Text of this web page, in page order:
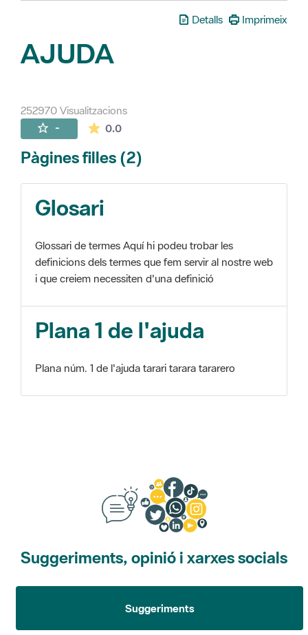
Detalls Imprimeix
AJUDA
252970 Visualitzacions
- 0.0La mitjana de les valoracions és de 0
Pàgines filles (2)
Glosari
Glossari de termes Aquí hi podeu trobar les
definicions dels termes que fem servir al nostre web
i que creiem necessiten d'una definició
Plana 1 de l'ajuda
Plana núm. 1 de l'ajuda tarari tarara tararero
Suggeriments, opinió i xarxes socials
Suggeriments